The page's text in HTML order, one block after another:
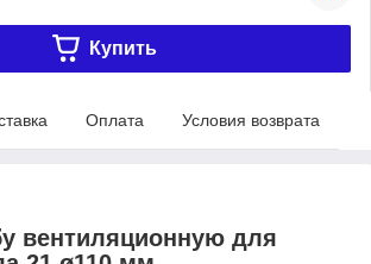
Купить
Оплата Условия возврата
вентиляционную для